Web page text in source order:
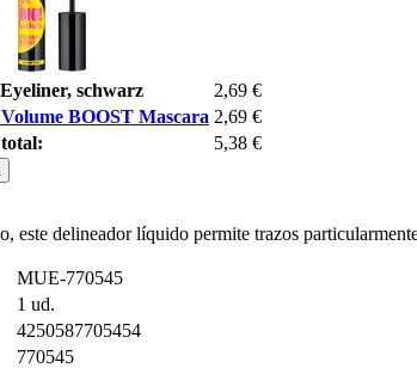
schwarz
2,69 €
BOOST Mascara 2,69 €
5,38 €
este delineador líquido permite trazos
MUE-770545
1 ud.
4250587705454
770545